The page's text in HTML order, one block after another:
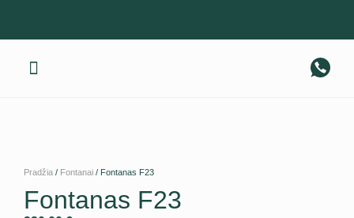
Pradžia / Fontanai / Fontanas F23
Fontanas F23